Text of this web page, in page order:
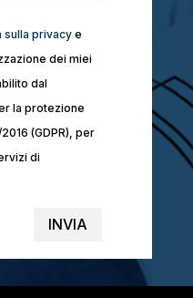
sulla privacye
dei miei
dal
la protezione